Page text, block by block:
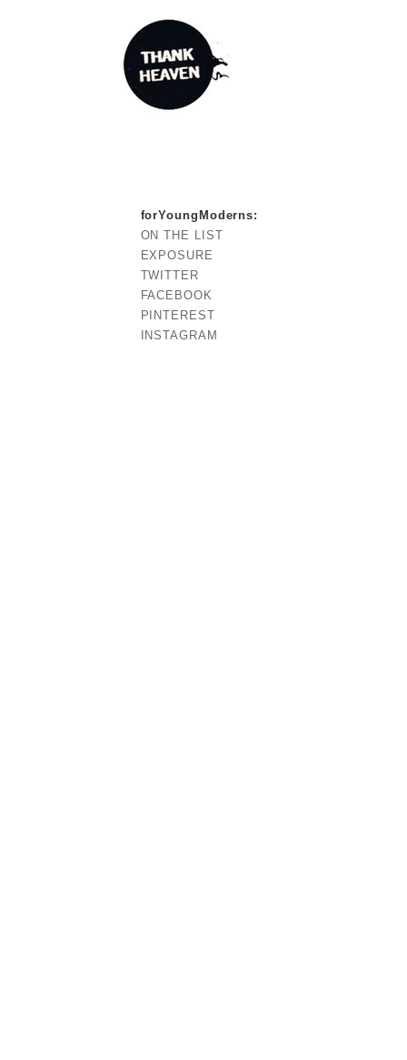
forYoungModerns:
ON THE LIST
EXPOSURE
TWITTER
FACEBOOK
PINTEREST
INSTAGRAM